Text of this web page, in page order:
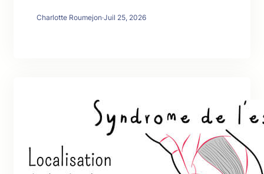
Charlotte Roumejon·Juil 25, 2026